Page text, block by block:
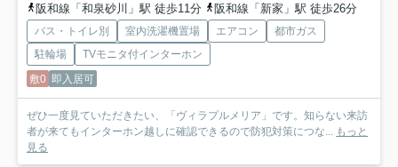
阪和線「和泉砂川」駅 徒歩11分
阪和線「新家」駅 徒歩26分
バス・トイレ別 室内洗濯機置場 エアコン
都市ガス
駐輪場
TVモニタ付インターホン
敷0 即入居可
ぜひ一度見ていただきたい、「ヴィラプルメリア」です。知らない来訪
者が来てもインターホン越しに確認できるので防犯対策につな...
もっと
見る